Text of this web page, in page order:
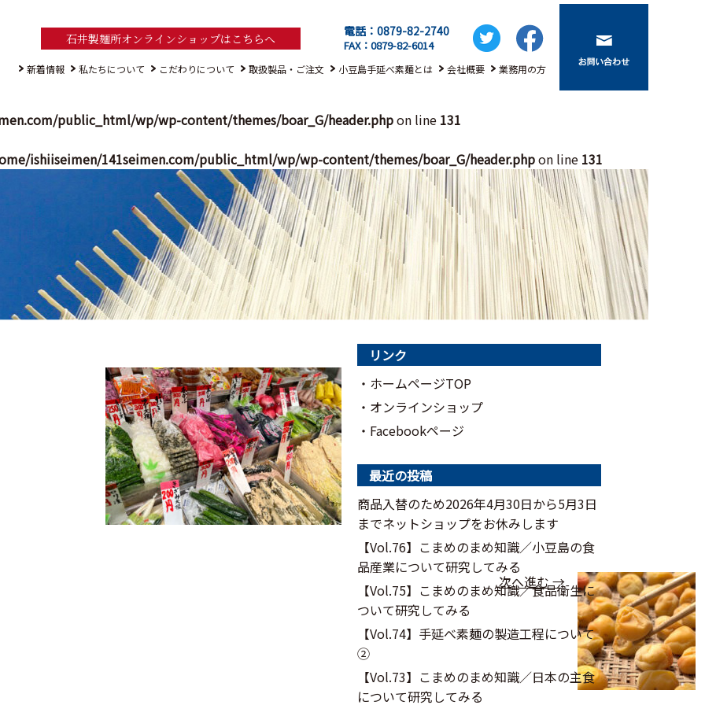
石井製麺所オンラインショップはこちらへ 電話：0879-82-2740
FAX：0879-82-6014
新着情報 私たちについて こだわりについて 取扱製品・ご注文 小豆島手延べ素麺とは 会社概要 業務用の方
public_html/wp/wp-content/themes/boar_G/header.phpon line 131
ishiiseimen/141seimen.com/public_html/wp/wp-content/themes/boar_G/header.phpon line 131
次へ進む →
リンク
・ホームページTOP
・オンラインショップ
・Facebookページ
最近の投稿
商品入替のため2026年4月30日から5月3日
までネットショップをお休みします
【Vol.76】こまめのまめ知識／⼩⾖島の⾷
品産業について研究してみる
【Vol.75】こまめのまめ知識／食品衛生に
ついて研究してみる
【Vol.74】手延べ素麺の製造工程について
②
【Vol.73】こまめのまめ知識／日本の主食
について研究してみる